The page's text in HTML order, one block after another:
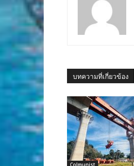
บทความที่เกี่ยวข้อง
Colmunist